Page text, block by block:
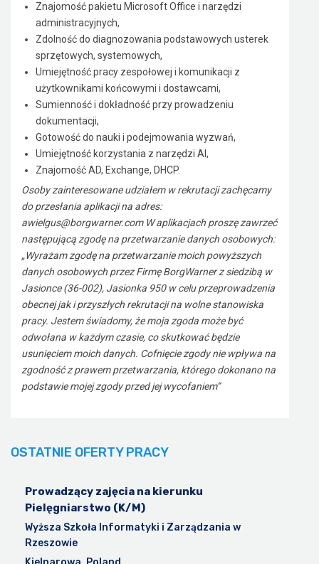
Znajomość pakietu Microsoft Office i narzędzi
administracyjnych,
Zdolność do diagnozowania podstawowych usterek
sprzętowych, systemowych,
Umiejętność pracy zespołowej i komunikacji z
użytkownikami końcowymi i dostawcami,
Sumienność i dokładność przy prowadzeniu
dokumentacji,
Gotowość do nauki i podejmowania wyzwań,
Umiejętność korzystania z narzędzi AI,
Znajomość AD, Exchange, DHCP.
Osoby zainteresowane udziałem w rekrutacji zachęcamy
do przesłania aplikacji na adres:
awielgus@borgwarner.com W aplikacjach proszę zawrzeć
następującą zgodę na przetwarzanie danych osobowych:
„Wyrażam zgodę na przetwarzanie moich powyższych
danych osobowych przez Firmę BorgWarner z siedzibą w
Jasionce (36-002), Jasionka 950 w celu przeprowadzenia
obecnej jak i przyszłych rekrutacji na wolne stanowiska
pracy. Jestem świadomy, że moja zgoda może być
odwołana w każdym czasie, co skutkować będzie
usunięciem moich danych. Cofnięcie zgody nie wpływa na
zgodność z prawem przetwarzania, którego dokonano na
podstawie mojej zgody przed jej wycofaniem”
OSTATNIE OFERTY PRACY
Prowadzący zajęcia na kierunku
Pielęgniarstwo (K/M)
Wyższa Szkoła Informatyki i Zarządzania w
Rzeszowie